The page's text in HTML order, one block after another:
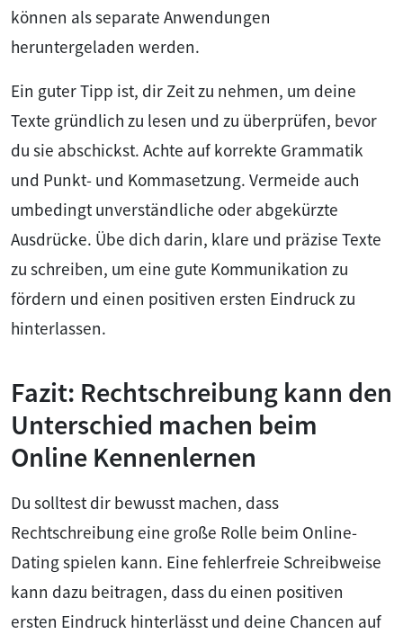
können als separate Anwendungen
heruntergeladen werden.
Ein guter Tipp ist, dir Zeit zu nehmen, um deine
Texte gründlich zu lesen und zu überprüfen, bevor
du sie abschickst. Achte auf korrekte Grammatik
und Punkt- und Kommasetzung. Vermeide auch
umbedingt unverständliche oder abgekürzte
Ausdrücke. Übe dich darin, klare und präzise Texte
zu schreiben, um eine gute Kommunikation zu
fördern und einen positiven ersten Eindruck zu
hinterlassen.
Fazit: Rechtschreibung kann den
Unterschied machen beim
Online Kennenlernen
Du solltest dir bewusst machen, dass
Rechtschreibung eine große Rolle beim Online-
Dating spielen kann. Eine fehlerfreie Schreibweise
kann dazu beitragen, dass du einen positiven
ersten Eindruck hinterlässt und deine Chancen auf